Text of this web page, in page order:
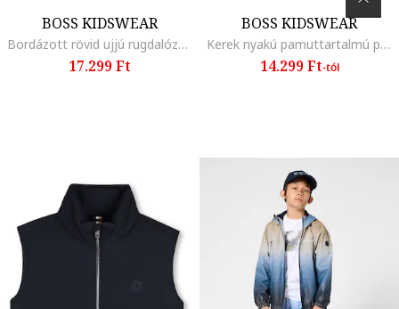
BOSS KIDSWEAR
Bordázott rövid ujjú rugdalózó, Fehér/Világosbézs
17.299 Ft
BOSS KIDSWEAR
Kerek nyakú pamuttartalmú pulóver, Mentazöld
14.299 Ft-tól